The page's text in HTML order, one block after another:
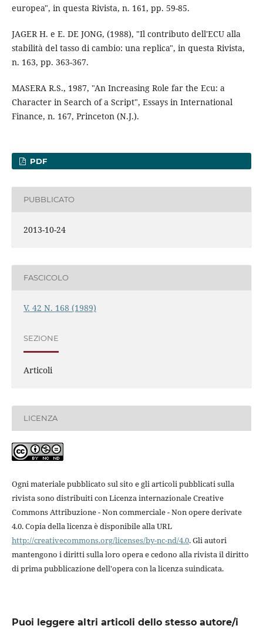
europea", in questa Rivista, n. 161, pp. 59-85.
JAGER H. e E. DE JONG, (1988), "Il contributo dell'ECU alla
stabilità del tasso di cambio: una replica", in questa Rivista,
n. 163, pp. 363-367.
MASERA R.S., 1987, "An Increasing Role far the Ecu: a
Character in Search of a Script", Essays in International
Finance, n. 167, Princeton (N.J.).
PDF
PUBBLICATO
2013-10-24
FASCICOLO
V. 42 N. 168 (1989)
SEZIONE
Articoli
LICENZA
Ogni materiale pubblicato sul sito e gli articoli pubblicati sulla
rivista sono distribuiti con Licenza internazionale Creative
Commons Attribuzione - Non commerciale - Non opere derivate
4.0. Copia della licenza è disponibile alla URL
http://creativecommons.org/licenses/by-nc-nd/4.0. Gli autori
mantengono i diritti sulla loro opera e cedono alla rivista il diritto
di prima pubblicazione dell'opera con la licenza suindicata.
Puoi leggere altri articoli dello stesso autore/i